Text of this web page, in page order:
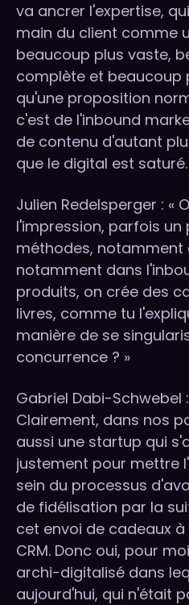
va ancrer l'expertise,
main du client comme
beaucoup plus vaste,
complète et beaucoup
qu'une proposition
c'est de l'inbound
de contenu d'autant
que le digital est saturé.
Julien Redelsperger : «
l'impression, parfois un
méthodes, notamment
notamment dans
produits, on crée des
livres, comme tu
manière de se
concurrence ? »
Gabriel Dabi-Schwebel
Clairement, dans nos
aussi une startup qui
justement pour mettre
sein du processus
de fidélisation par la
cet envoi de cadeaux
CRM. Donc oui, pour
archi-digitalisé dans
aujourd'hui, qui n'était